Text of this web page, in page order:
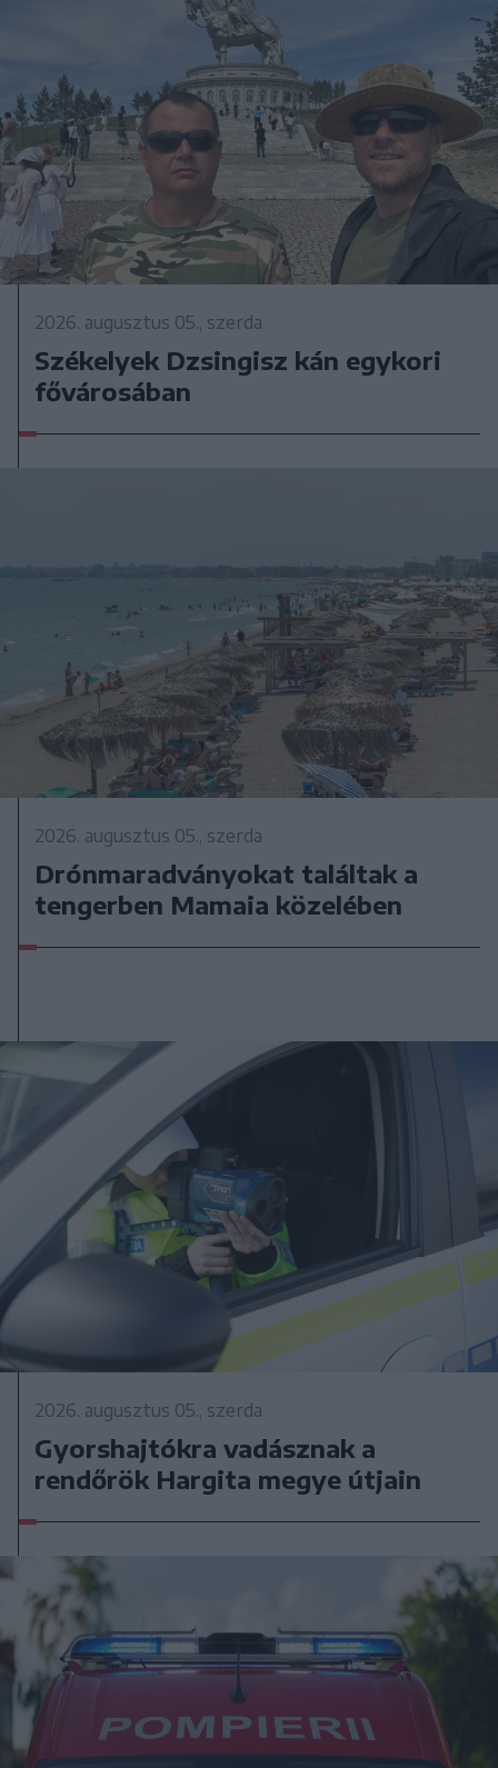
2026. augusztus 05., szerda
Székelyek Dzsingisz kán egykori
fővárosában
2026. augusztus 05., szerda
Drónmaradványokat találtak a
tengerben Mamaia közelében
2026. augusztus 05., szerda
Gyorshajtókra vadásznak a
rendőrök Hargita megye útjain